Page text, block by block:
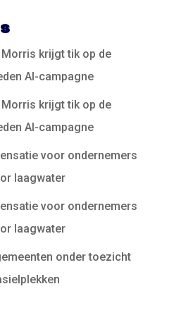
krijgt tik op de
AI-campagne
krijgt tik op de
AI-campagne
voor ondernemers
laagwater
voor ondernemers
laagwater
onder toezicht